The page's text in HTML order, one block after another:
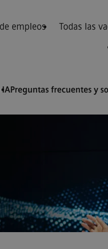
empleos Todas las
IAPreguntas frecuentes y